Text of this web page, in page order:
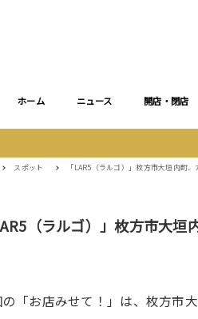
ホーム ニュース 開店・閉店
スポット 「LAR5（ラルゴ）」枚方市大垣内町
（ラルゴ）」枚方市大垣
「お店みせて！」は、枚方市